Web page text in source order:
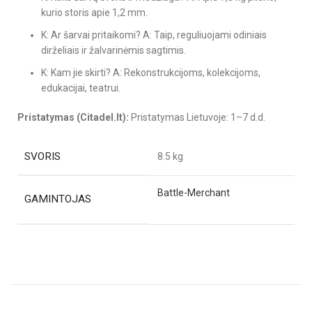
kurio storis apie 1,2 mm.
K: Ar šarvai pritaikomi? A: Taip, reguliuojami odiniais
dirželiais ir žalvarinėmis sagtimis.
K: Kam jie skirti? A: Rekonstrukcijoms, kolekcijoms,
edukacijai, teatrui.
Pristatymas (Citadel.lt): Pristatymas Lietuvoje: 1–7 d.d.
SVORIS 8.5 kg
GAMINTOJAS Battle-Merchant